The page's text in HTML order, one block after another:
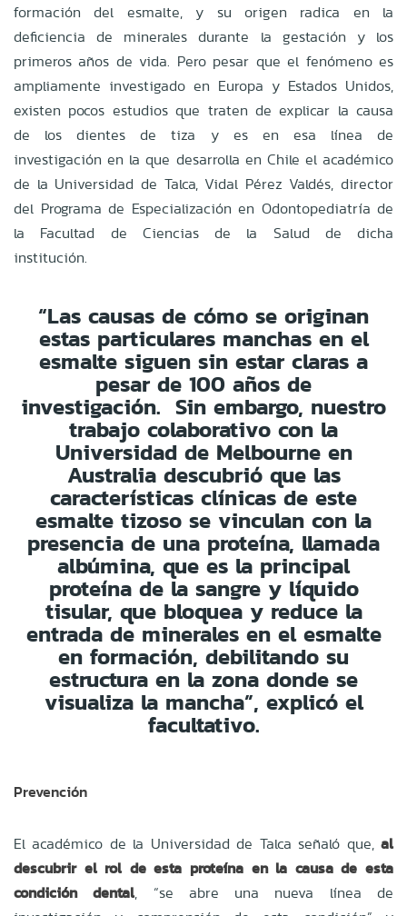
formación del esmalte, y su origen radica en la
deficiencia de minerales durante la gestación y los
primeros años de vida. Pero pesar que el fenómeno es
ampliamente investigado en Europa y Estados Unidos,
existen pocos estudios que traten de explicar la causa
de los dientes de tiza y es en esa línea de
investigación en la que desarrolla en Chile el académico
de la Universidad de Talca, Vidal Pérez Valdés, director
del Programa de Especialización en Odontopediatría de
la Facultad de Ciencias de la Salud de dicha
institución.
“Las causas de cómo se originan
estas particulares manchas en el
esmalte siguen sin estar claras a
pesar de 100 años de
investigación. Sin embargo, nuestro
trabajo colaborativo con la
Universidad de Melbourne en
Australia descubrió que las
características clínicas de este
esmalte tizoso se vinculan con la
presencia de una proteína, llamada
albúmina, que es la principal
proteína de la sangre y líquido
tisular, que bloquea y reduce la
entrada de minerales en el esmalte
en formación, debilitando su
estructura en la zona donde se
visualiza la mancha”, explicó el
facultativo.
Prevención
El académico de la Universidad de Talca señaló que, al
descubrir el rol de esta proteína en la causa de esta
condición dental, “se abre una nueva línea de